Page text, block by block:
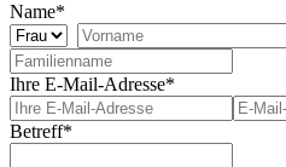
Name*
Ihre E-Mail-Adresse*
Betreff*